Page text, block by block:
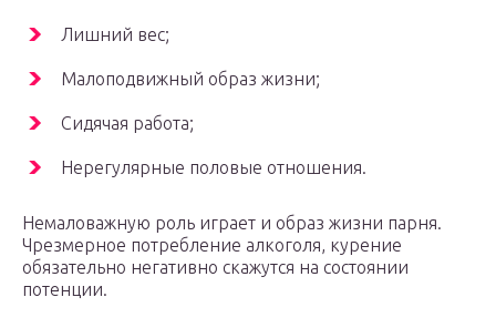
Лишний вес;
Малоподвижный образ жизни;
Сидячая работа;
Нерегулярные половые отношения.
Немаловажную роль играет и образ жизни парня.
Чрезмерное потребление алкоголя, курение
обязательно негативно скажутся на состоянии
потенции.